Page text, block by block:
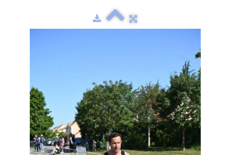
Devenez bénévoles
Partenaires
Photos▼